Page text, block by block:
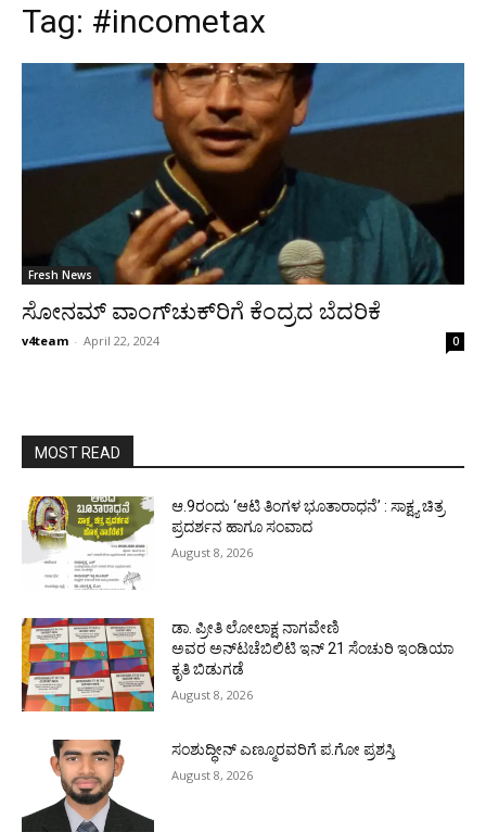
Tag: #incometax
Fresh News
ಸೋನಮ್ ವಾಂಗ್‍ಚುಕ್‍ರಿಗೆ ಕೆಂದ್ರದ ಬೆದರಿಕೆ
v4team - April 22, 2024 0
MOST READ
ಆ.9ರಂದು ‘ಆಟಿ ತಿಂಗಳ ಭೂತಾರಾಧನೆ’ : ಸಾಕ್ಷ್ಯ ಚಿತ್ರ
ಪ್ರದರ್ಶನ ಹಾಗೂ ಸಂವಾದ
August 8, 2026
ಡಾ. ಪ್ರೀತಿ ಲೋಲಾಕ್ಷ ನಾಗವೇಣಿ
ಅವರ ಅನ್‌ಟಚೆಬಿಲಿಟಿ ಇನ್ 21 ಸೆಂಚುರಿ ಇಂಡಿಯಾ
ಕೃತಿ ಬಿಡುಗಡೆ
August 8, 2026
ಸಂಶುದ್ಧೀನ್ ಎಣ್ಮೂರವರಿಗೆ ಪ.ಗೋ ಪ್ರಶಸ್ತಿ
August 8, 2026